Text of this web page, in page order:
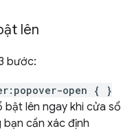
lên
bước:
open { }
bật lên ngay khi cửa sổ
bạn cần xác định